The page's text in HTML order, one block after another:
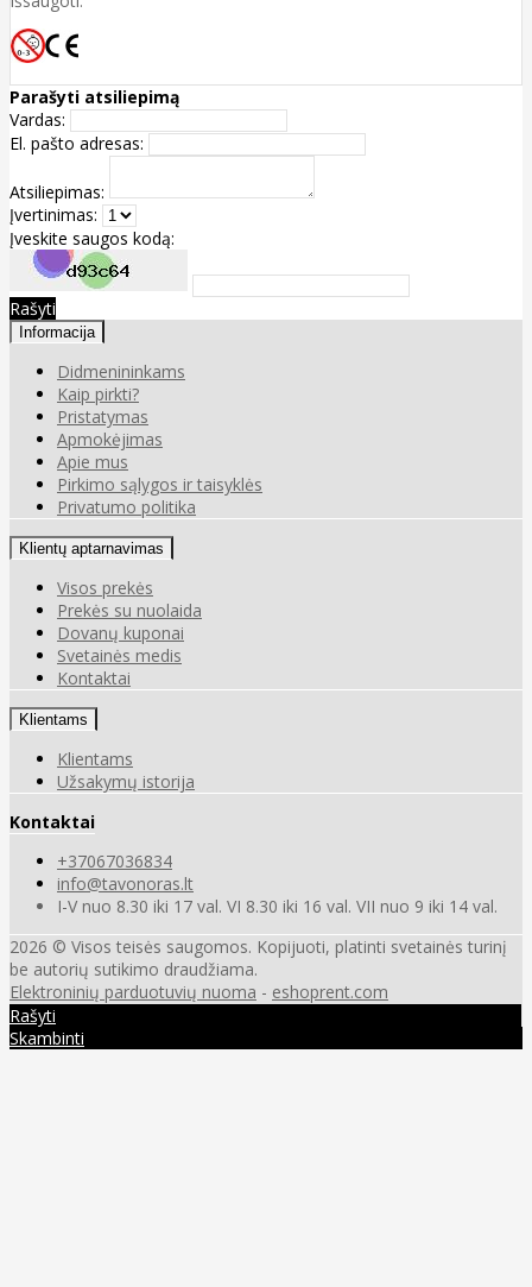
Parašyti atsiliepimą
Vardas:
El. pašto adresas:
Atsiliepimas:
Įvertinimas:
Įveskite saugos kodą:
Rašyti
Informacija
Didmenininkams
Kaip pirkti?
Pristatymas
Apmokėjimas
Apie mus
Pirkimo sąlygos ir taisyklės
Privatumo politika
Klientų aptarnavimas
Visos prekės
Prekės su nuolaida
Dovanų kuponai
Svetainės medis
Kontaktai
Klientams
Klientams
Užsakymų istorija
Kontaktai
+37067036834
info@tavonoras.lt
I-V nuo 8.30 iki 17 val. VI 8.30 iki 16 val. VII nuo 9 iki 14 val.
2026 © Visos teisės saugomos. Kopijuoti, platinti svetainės turinį
be autorių sutikimo draudžiama.
Elektroninių parduotuvių nuoma - eshoprent.com
Rašyti
Skambinti